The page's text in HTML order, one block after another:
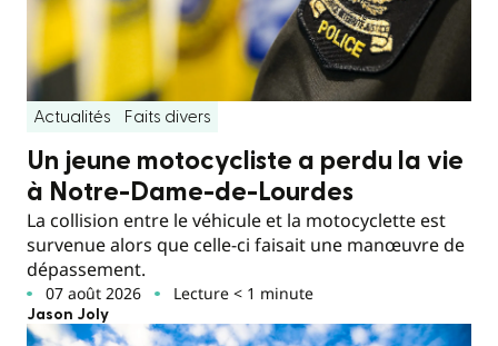
Actualités Faits divers
Un jeune motocycliste a perdu la vie
à Notre-Dame-de-Lourdes
La collision entre le véhicule et la motocyclette est
survenue alors que celle-ci faisait une manœuvre de
dépassement.
07 août 2026 Lecture < 1 minute
Jason Joly